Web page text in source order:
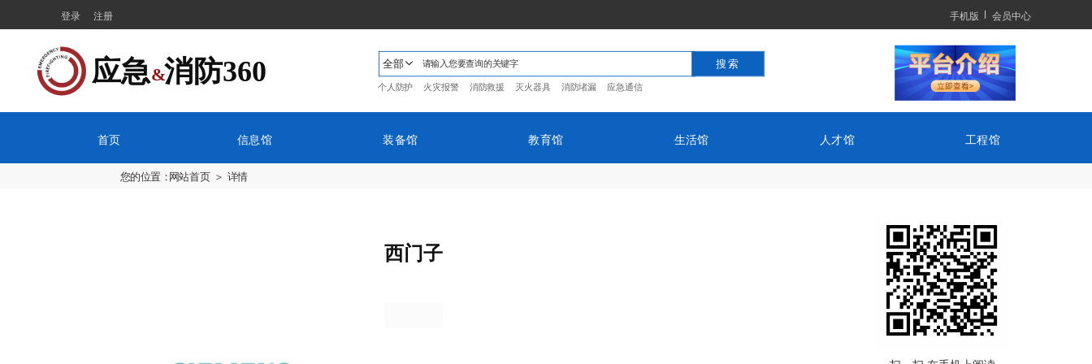
登录 注册 手机版 会员中心
全部
个人防护 火灾报警 消防救援 灭火器具 消防堵漏 应急通信
应急  消防360
&
首页 信息馆 装备馆 教育馆 生活馆 人才馆 工程馆
您的位置：网站首页 ＞ 详情
西门子